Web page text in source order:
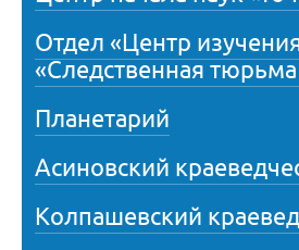
Отдел «Центр
«Следственная
Планетарий
Асиновский
Колпашевский